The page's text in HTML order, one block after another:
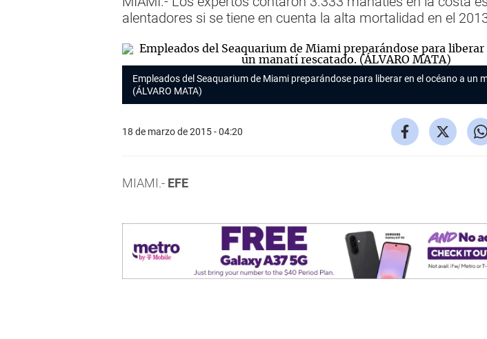
alentadores si se tiene en cuenta la alta mortalidad en el
Empleados del Seaquarium de Miami preparándose para liberar en el océano a un
(ÁLVARO MATA)
18 de marzo de 2015 - 04:20
MIAMI.- EFE